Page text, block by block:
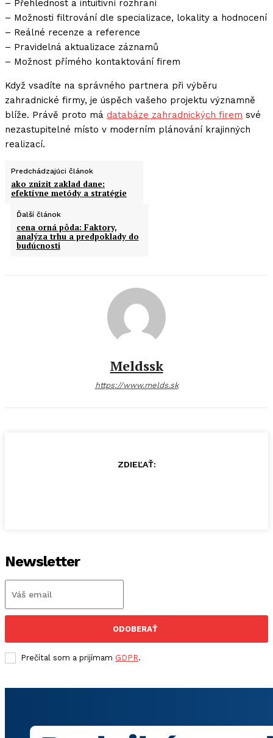
– Přehlednost a intuitivní rozhraní
– Možnosti filtrování dle specializace, lokality a hodnocení
– Reálné recenze a reference
– Pravidelná aktualizace záznamů
– Možnost přímého kontaktování firem
Když vsadíte na správného partnera při výběru
zahradnické firmy, je úspěch vašeho projektu významně
blíže. Právě proto má databáze zahradnických firem své
nezastupitelné místo v moderním plánování krajinných
realizací.
Predchádzajúci článok
ako znizit zaklad dane:
efektívne metódy a stratégie
Ďalší článok
cena orná pôda: Faktory,
analýza trhu a predpoklady do
budúcnosti
Meldssk
https://www.melds.sk
ZDIEĽAŤ:
Newsletter
ODOBERAŤ
Prečítal som a prijímam GDPR.